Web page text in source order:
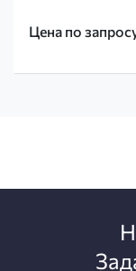
Цена по